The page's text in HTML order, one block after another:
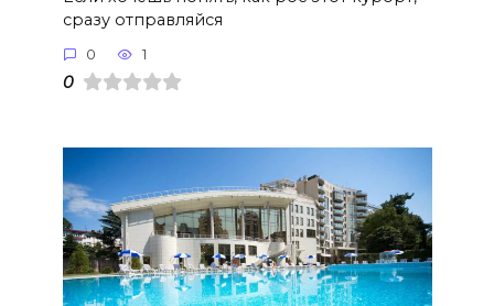
сразу отправляйся
0 1
0